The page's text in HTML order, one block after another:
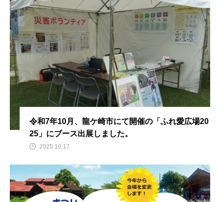
アシスト瓦 ふれ愛広場 基金サポーターズ
寄附金贈呈式 出前講座
災害ボランティア募集 節税
企業版ふるさと納税 災害ボランティア登録
FUND BORA-SHIKI 能登半島地震
オンライン 災害ボランティア活動支援基金
REGISTER
令和7年10月、龍ケ崎市にて開催の「ふれ愛広場20
25」にブース出展しました。
2025.10.17